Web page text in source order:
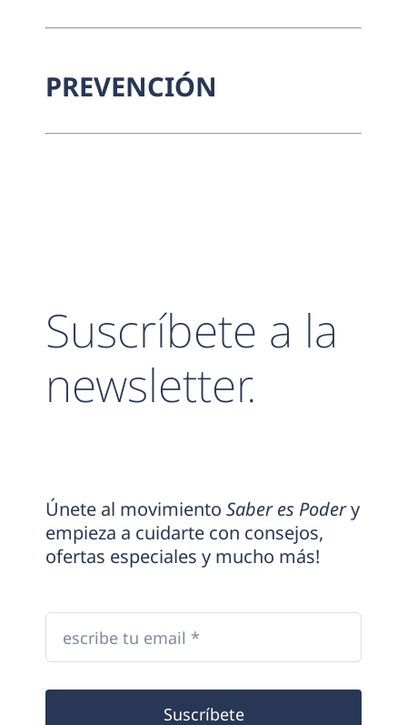
PREVENCIÓN
Suscríbete a la
newsletter.
Únete al movimiento Saber es Podery
empieza a cuidarte con consejos,
ofertas especiales y mucho más!
Suscríbete